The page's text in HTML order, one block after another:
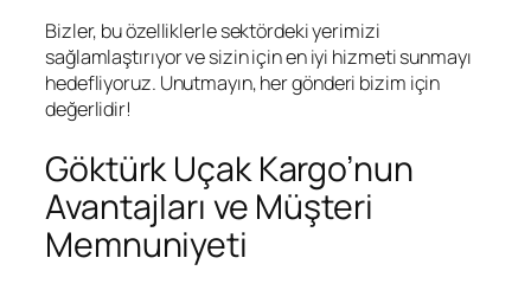
Bizler, bu özelliklerle sektördeki yerimizi
sağlamlaştırıyor ve sizin için en iyi hizmeti sunmayı
hedefliyoruz. Unutmayın, her gönderi bizim için
değerlidir!
Göktürk Uçak Kargo’nun
Avantajları ve Müşteri
Memnuniyeti